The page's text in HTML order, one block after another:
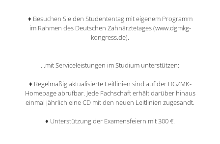
♦ Besuchen Sie den Studententag mit eigenem Programm
im Rahmen des Deutschen Zahnärztetages (www.dgmkg-
kongress.de).
...mit Serviceleistungen im Studium unterstützen:
♦ Regelmäßig aktualisierte Leitlinien sind auf der DGZMK-
Homepage abrufbar. Jede Fachschaft erhält darüber hinaus
einmal jährlich eine CD mit den neuen Leitlinien zugesandt.
♦ Unterstützung der Examensfeiern mit 300 €.